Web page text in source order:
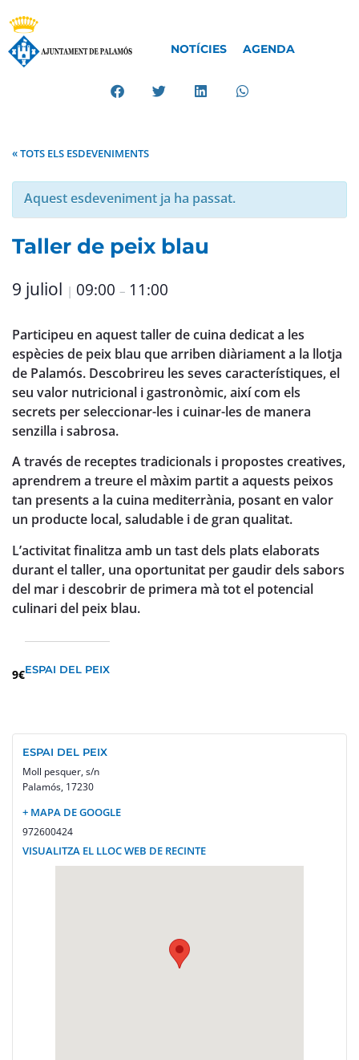
NOTÍCIES AGENDA
« TOTS ELS ESDEVENIMENTS
Aquest esdeveniment ja ha passat.
Taller de peix blau
9 juliol | 09:00 – 11:00
Participeu en aquest taller de cuina dedicat a les
espècies de peix blau que arriben diàriament a la llotja
de Palamós. Descobrireu les seves característiques, el
seu valor nutricional i gastronòmic, així com els
secrets per seleccionar-les i cuinar-les de manera
senzilla i sabrosa.
A través de receptes tradicionals i propostes creatives,
aprendrem a treure el màxim partit a aquests peixos
tan presents a la cuina mediterrània, posant en valor
un producte local, saludable i de gran qualitat.
L’activitat finalitza amb un tast dels plats elaborats
durant el taller, una oportunitat per gaudir dels sabors
del mar i descobrir de primera mà tot el potencial
culinari del peix blau.
9€ESPAI DEL PEIX
ESPAI DEL PEIX
Moll pesquer, s/n
Palamós, 17230
+ MAPA DE GOOGLE
972600424
VISUALITZA EL LLOC WEB DE RECINTE